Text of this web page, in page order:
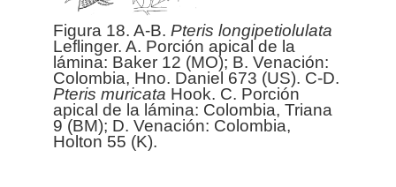
Figura 18. A-B. Pteris longipetiolulata
Leflinger. A. Porción apical de la
lámina: Baker 12 (MO); B. Venación:
Colombia, Hno. Daniel 673 (US). C-D.
Pteris muricata Hook. C. Porción
apical de la lámina: Colombia, Triana
9 (BM); D. Venación: Colombia,
Holton 55 (K).